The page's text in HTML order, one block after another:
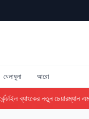
খেলাধুলা আরো
ব্যাংকের নতুন চেয়ারম্যান এম